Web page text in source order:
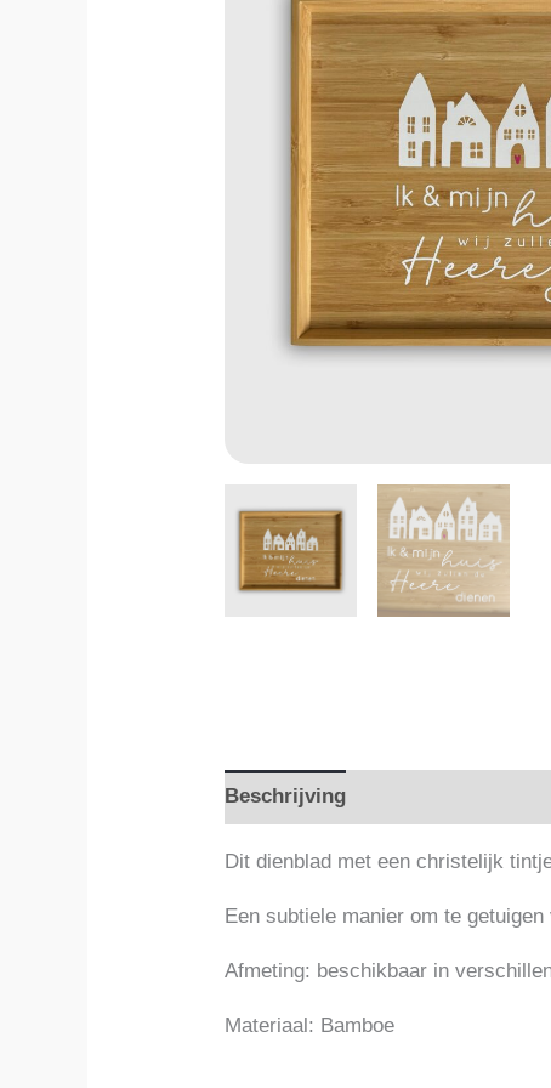
Beschrijving
Dit dienblad met een christelijk
Een subtiele manier om te
Afmeting: beschikbaar in
Materiaal: Bamboe